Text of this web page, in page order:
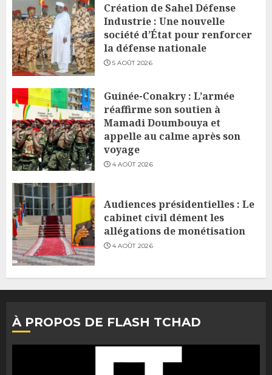
Création de Sahel Défense
Industrie : Une nouvelle
société d’État pour renforcer
la défense nationale
5 AOÛT 2026
Guinée-Conakry : L’armée
réaffirme son soutien à
Mamadi Doumbouya et
appelle au calme après son
voyage
4 AOÛT 2026
Audiences présidentielles : Le
cabinet civil dément les
allégations de monétisation
4 AOÛT 2026
À PROPOS DE FLASH TCHAD